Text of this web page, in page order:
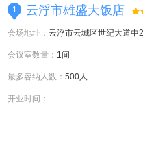
1 云浮市雄盛大饭店
会场地址： 云浮市云城区世纪大道中
会议室数量： 1间
最多容纳人数： 500人
开业时间： --